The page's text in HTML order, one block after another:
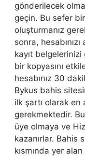
gönderilecek
geçin. Bu sefer bir
oluşturmanız
sonra,
kayıt
bir kopyasını
hesabınız 30
Bykus bahis
ilk şartı olarak en
gerekmektedir.
üye olmaya ve
kazanırlar. Bahis
kısmında yer